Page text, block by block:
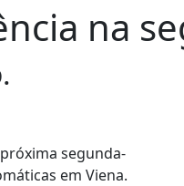
na
segunda-
em Viena.